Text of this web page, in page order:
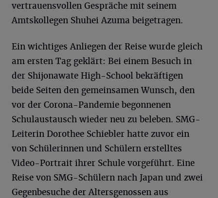
vertrauensvollen Gespräche mit seinem
Amtskollegen Shuhei Azuma beigetragen.
Ein wichtiges Anliegen der Reise wurde gleich
am ersten Tag geklärt: Bei einem Besuch in
der Shijonawate High-School bekräftigen
beide Seiten den gemeinsamen Wunsch, den
vor der Corona-Pandemie begonnenen
Schulaustausch wieder neu zu beleben. SMG-
Leiterin Dorothee Schiebler hatte zuvor ein
von Schülerinnen und Schülern erstelltes
Video-Portrait ihrer Schule vorgeführt. Eine
Reise von SMG-Schülern nach Japan und zwei
Gegenbesuche der Altersgenossen aus